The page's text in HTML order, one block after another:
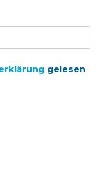
gelesen